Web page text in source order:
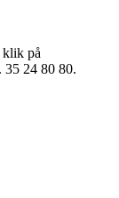
klik på
24 80 80.